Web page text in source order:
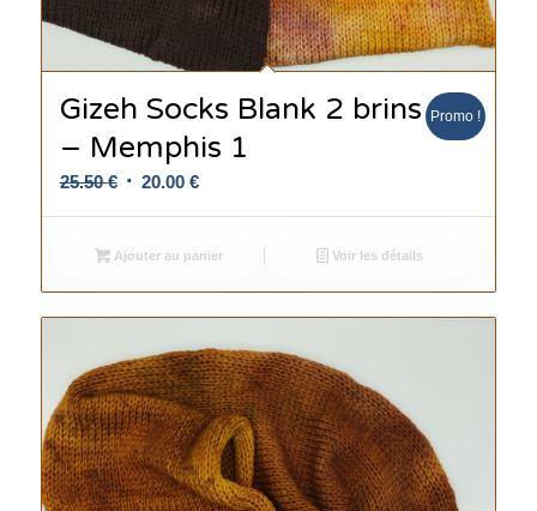
Gizeh Socks Blank 2 brins
– Memphis 1
25.50€ Le
était :
25.50 €.
20.00 €Le
est :
20.00 €.
Promo !
Ajouter au panier Voir les détails